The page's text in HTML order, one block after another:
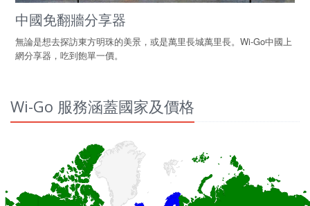
中國免翻牆分享器
無論是想去探訪東方明珠的美景，或是萬里長城萬里長。Wi-Go中國上
網分享器，吃到飽單一價。
Wi-Go 服務涵蓋國家及價格